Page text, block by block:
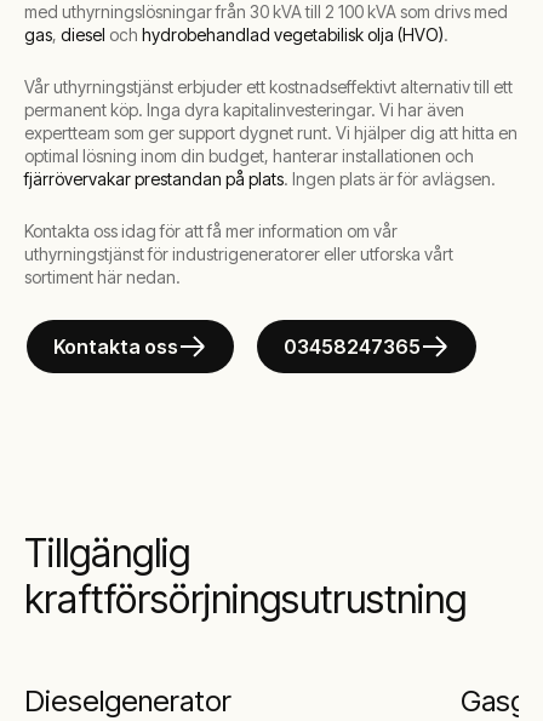
med uthyrningslösningar från 30 kVA till 2 100 kVA som drivs med
gas, diesel och hydrobehandlad vegetabilisk olja (HVO).
Vår uthyrningstjänst erbjuder ett kostnadseffektivt alternativ till ett
permanent köp. Inga dyra kapitalinvesteringar. Vi har även
expertteam som ger support dygnet runt. Vi hjälper dig att hitta en
optimal lösning inom din budget, hanterar installationen och
fjärrövervakar prestandan på plats. Ingen plats är för avlägsen.
Kontakta oss idag för att få mer information om vår
uthyrningstjänst för industrigeneratorer eller utforska vårt
sortiment här nedan.
Kontakta oss 03458247365
Tillgänglig
kraftförsörjningsutrustning
Dieselgenerator